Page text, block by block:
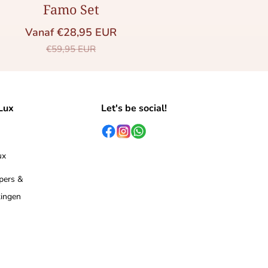
Famo Set
Saleprijs
Vanaf €28,95 EUR
Normale prijs
€59,95 EUR
&
Let's be social!